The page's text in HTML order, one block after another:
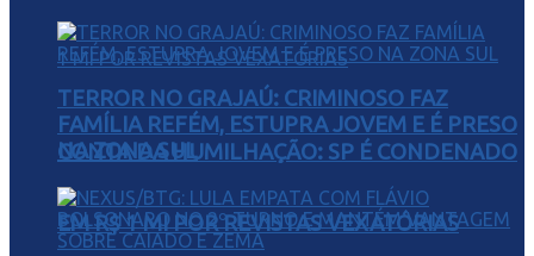
CONTA DA HUMILHAÇÃO: SP É CONDENADO
EM R$ 1 MI POR REVISTAS VEXATÓRIAS
TERROR NO GRAJAÚ: CRIMINOSO FAZ
FAMÍLIA REFÉM, ESTUPRA JOVEM E É PRESO
NA ZONA SUL